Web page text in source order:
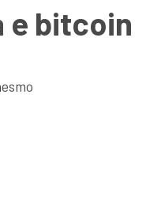
e bitcoin